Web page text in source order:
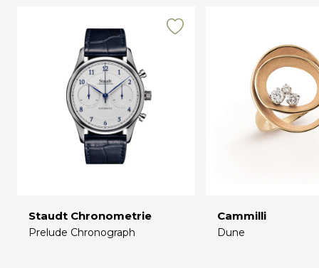
Staudt Chronometrie
Prelude Chronograph
Cammilli
Dune